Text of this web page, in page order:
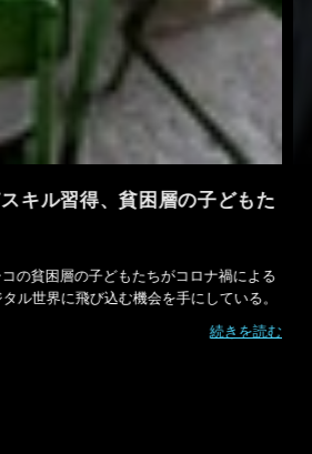
キル習得、貧困層の子どもた
コの貧困層の子どもたちがコロナ禍による
ル世界に飛び込む機会を手にしている。
続きを読む